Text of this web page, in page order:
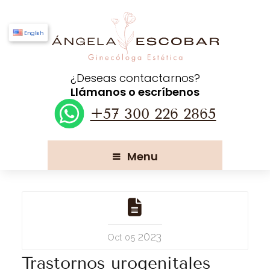
¿Deseas contactarnos?
Llámanos o escríbenos
+57 300 226 2865
English
Menu
Oct 05 2023
Trastornos urogenitales